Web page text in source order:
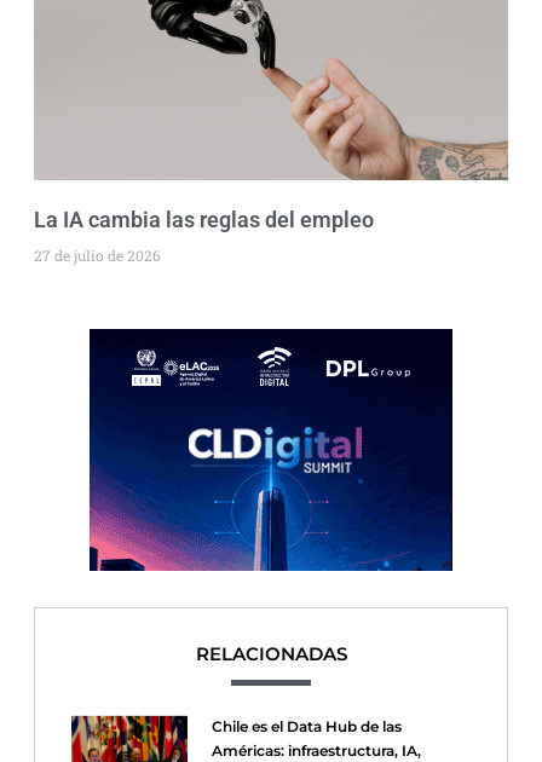
La IA cambia las reglas del empleo
27 de julio de 2026
RELACIONADAS
Chile es el Data Hub de las
Américas: infraestructura, IA,